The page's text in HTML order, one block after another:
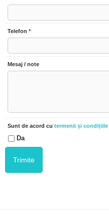
Telefon *
Mesaj / note
Sunt de acord cu termenii și condițiile
Da